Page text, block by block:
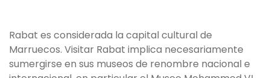
Rabat es considerada la capital cultural de
Marruecos. Visitar Rabat implica necesariamente
sumergirse en sus museos de renombre nacional e